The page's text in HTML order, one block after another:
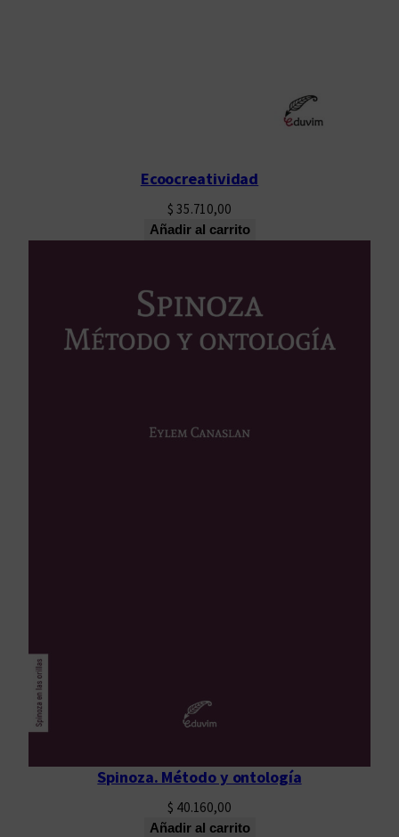
Ecoocreatividad
$ 35.710,00
Añadir al carrito
Spinoza. Método y ontología
$ 40.160,00
Añadir al carrito